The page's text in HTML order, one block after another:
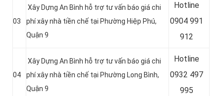
03
Xây Dựng An Bình hỗ trợ tư vấn báo giá chi
phí xây nhà tiền chế tại Phường Hiệp Phú,
Quận 9
Hotline
0904 991
912
04
Xây Dựng An Bình hỗ trợ tư vấn báo giá chi
phí xây nhà tiền chế tại Phường Long Bình,
Quận 9
Hotline
0932 497
995